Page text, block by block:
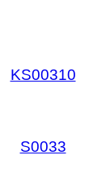
KS00310
S0033